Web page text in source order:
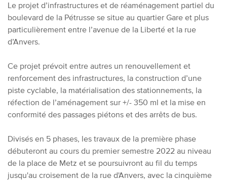
Le projet d’infrastructures et de réaménagement partiel du
boulevard de la Pétrusse se situe au quartier Gare et plus
particulièrement entre l’avenue de la Liberté et la rue
d’Anvers.
Ce projet prévoit entre autres un renouvellement et
renforcement des infrastructures, la construction d’une
piste cyclable, la matérialisation des stationnements, la
réfection de l’aménagement sur +/- 350 ml et la mise en
conformité des passages piétons et des arrêts de bus.
Divisés en 5 phases, les travaux de la première phase
débuteront au cours du premier semestre 2022 au niveau
de la place de Metz et se poursuivront au fil du temps
jusqu'au croisement de la rue d'Anvers, avec la cinquième